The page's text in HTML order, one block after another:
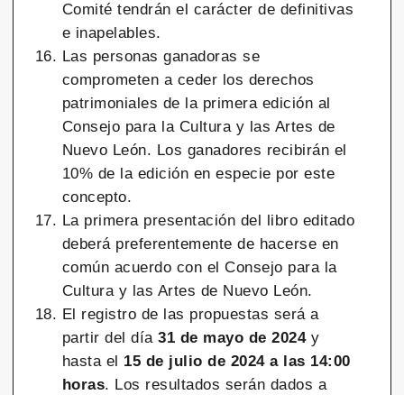
Comité tendrán el carácter de definitivas
e inapelables.
Las personas ganadoras se
comprometen a ceder los derechos
patrimoniales de la primera edición al
Consejo para la Cultura y las Artes de
Nuevo León. Los ganadores recibirán el
10% de la edición en especie por este
concepto.
La primera presentación del libro editado
deberá preferentemente de hacerse en
común acuerdo con el Consejo para la
Cultura y las Artes de Nuevo León.
El registro de las propuestas será a
partir del día31 de mayo de 2024 y
hasta el 15 de julio de 2024 a las 14:00
horas. Los resultados serán dados a